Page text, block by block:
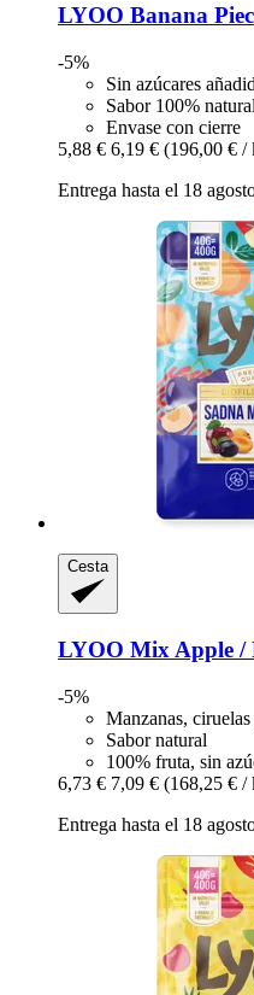
LYOO Banana
-5%
Sin azúcares
Sabor 100% natural
Envase con cierre
5,88 € 6,19 € (196,00 € /
Entrega hasta el 18
Cesta
LYOO Mix Apple /
-5%
Manzanas,
Sabor natural
100% fruta, sin
6,73 € 7,09 € (168,25 € /
Entrega hasta el 18